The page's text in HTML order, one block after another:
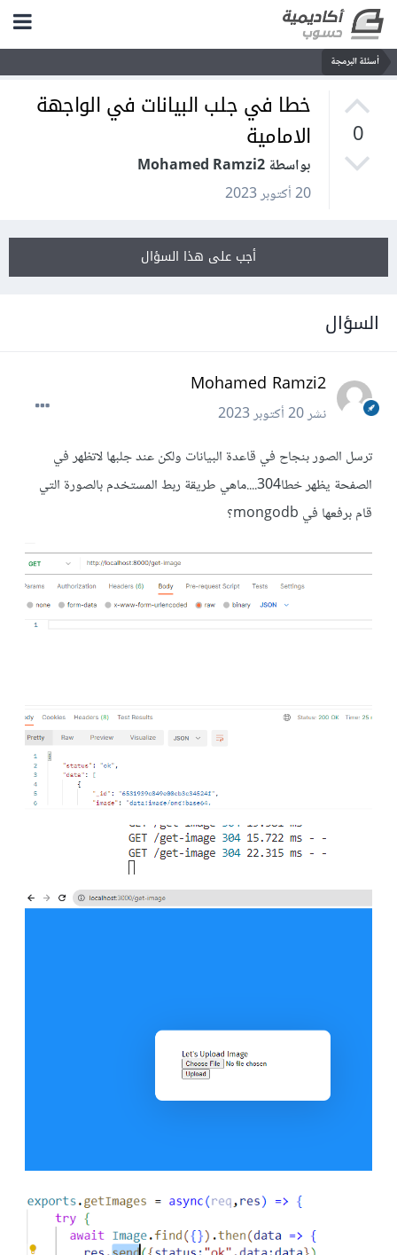
أسئلة البرمجة
0
خطا في جلب البيانات في الواجهة
الامامية
بواسطة Mohamed Ramzi2
20 أكتوبر 2023
أجب على هذا السؤال
السؤال
Mohamed Ramzi2
نشر20 أكتوبر 2023
ترسل الصور بنجاح في قاعدة البيانات ولكن عند جلبها لاتظهر في
الصفحة يظهر خطا304....ماهي طريقة ربط المستخدم بالصورة التي
قام برفعها في mongodb؟